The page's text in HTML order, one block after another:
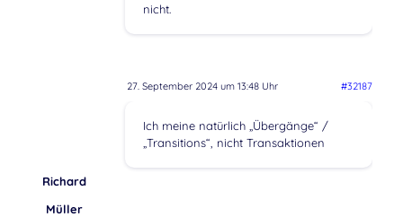
nicht.
27. September 2024 um 13:48 Uhr #32187
Richard
Müller
Ich meine natürlich „Übergänge“ /
„Transitions“, nicht Transaktionen